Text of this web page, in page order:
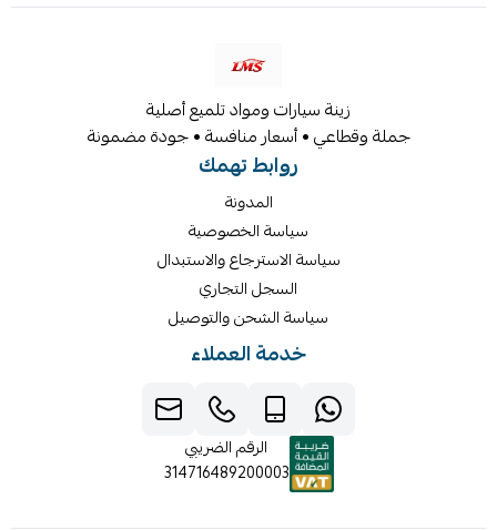
زينة سيارات ومواد تلميع أصلية
جملة وقطاعي • أسعار منافسة • جودة مضمونة
روابط تهمك
المدونة
سياسة الخصوصية
سياسة الاسترجاع والاستبدال
السجل التجاري
سياسة الشحن والتوصيل
خدمة العملاء
الرقم الضريبي
314716489200003